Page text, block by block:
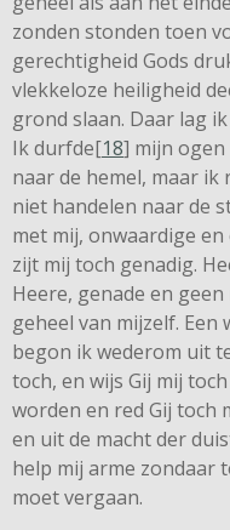
zonden stonden toen
gerechtigheid Gods
vlekkeloze heiligheid
grond slaan. Daar lag
Ik durfde[18] mijn
naar de hemel, maar ik
niet handelen naar de
met mij, onwaardige
zijt mij toch genadig.
Heere, genade en
geheel van mijzelf.
begon ik wederom uit
toch, en wijs Gij mij
worden en red Gij toch
en uit de macht der
help mij arme zondaar
moet vergaan.